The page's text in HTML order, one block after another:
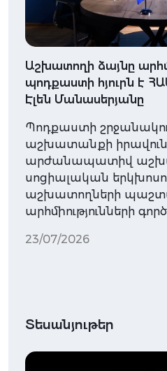
Աշխատողի ձայնը
պոդքաստի հյուրն է
Էլեն Մանասերյանը
Պոդքաստի
աշխատանքի
արժանապատիվ
սոցիալական
աշխատողների
արհմիությունների
23/07/2026
Տեսանյութեր